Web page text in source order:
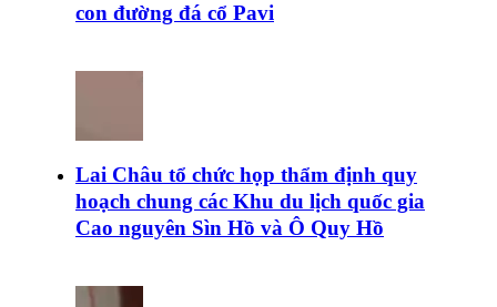
con đường đá cổ Pavi
Lai Châu tổ chức họp thẩm định quy
hoạch chung các Khu du lịch quốc gia
Cao nguyên Sìn Hồ và Ô Quy Hồ